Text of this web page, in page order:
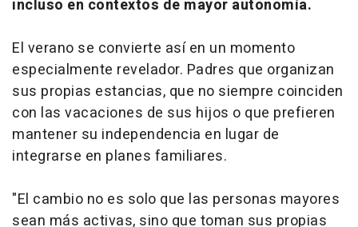
incluso en contextos de mayor autonomía.
El verano se convierte así en un momento
especialmente revelador. Padres que organizan
sus propias estancias, que no siempre coinciden
con las vacaciones de sus hijos o que prefieren
mantener su independencia en lugar de
integrarse en planes familiares.
"El cambio no es solo que las personas mayores
sean más activas, sino que toman sus propias